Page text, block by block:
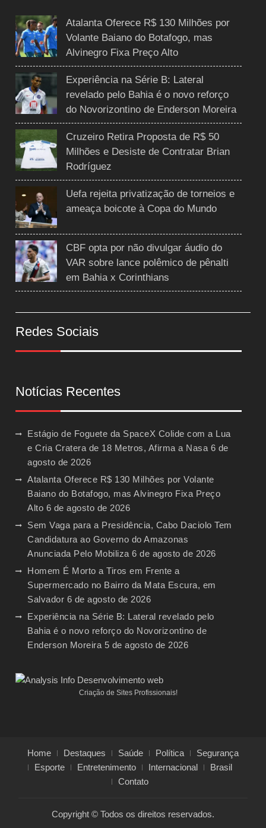
Atalanta Oferece R$ 130 Milhões por
Volante Baiano do Botafogo, mas
Alvinegro Fixa Preço Alto
Experiência na Série B: Lateral
revelado pelo Bahia é o novo reforço
do Novorizontino de Enderson Moreira
Cruzeiro Retira Proposta de R$ 50
Milhões e Desiste de Contratar Brian
Rodríguez
Uefa rejeita privatização de torneios e
ameaça boicote à Copa do Mundo
CBF opta por não divulgar áudio do
VAR sobre lance polêmico de pênalti
em Bahia x Corinthians
Redes Sociais
Notícias Recentes
Estágio de Foguete da SpaceX Colide com a Lua
e Cria Cratera de 18 Metros, Afirma a Nasa 6 de
agosto de 2026
Atalanta Oferece R$ 130 Milhões por Volante
Baiano do Botafogo, mas Alvinegro Fixa Preço
Alto 6 de agosto de 2026
Sem Vaga para a Presidência, Cabo Daciolo Tem
Candidatura ao Governo do Amazonas
Anunciada Pelo Mobiliza 6 de agosto de 2026
Homem É Morto a Tiros em Frente a
Supermercado no Bairro da Mata Escura, em
Salvador 6 de agosto de 2026
Experiência na Série B: Lateral revelado pelo
Bahia é o novo reforço do Novorizontino de
Enderson Moreira 5 de agosto de 2026
Criação de Sites Profissionais!
Home Destaques Saúde Política
Segurança
Esporte
Entretenimento Internacional
Brasil
Contato
Copyright © Todos os direitos reservados.